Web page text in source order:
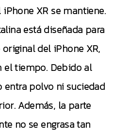
XR se mantiene.
está diseñada para
del iPhone XR,
el tiempo. Debido al
polvo ni suciedad
Además, la parte
no se engrasa tan